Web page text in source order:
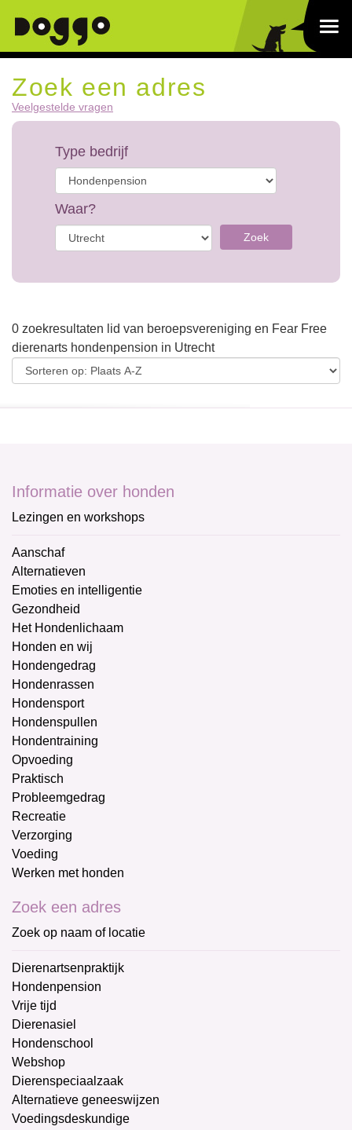
Zoek een adres
Veelgestelde vragen
Type bedrijf
Waar?
Zoek
0 zoekresultaten lid van beroepsvereniging en Fear Free
dierenarts hondenpension in Utrecht
Informatie over honden
Lezingen en workshops
Aanschaf
Alternatieven
Emoties en intelligentie
Gezondheid
Het Hondenlichaam
Honden en wij
Hondengedrag
Hondenrassen
Hondensport
Hondenspullen
Hondentraining
Opvoeding
Praktisch
Probleemgedrag
Recreatie
Verzorging
Voeding
Werken met honden
Zoek een adres
Zoek op naam of locatie
Dierenartsenpraktijk
Hondenpension
Vrije tijd
Dierenasiel
Hondenschool
Webshop
Dierenspeciaalzaak
Alternatieve geneeswijzen
Voedingsdeskundige